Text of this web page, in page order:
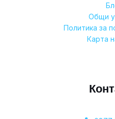
Общи
Политика за
Карта